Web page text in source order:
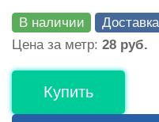
В наличии
Цена за метр: 28 руб.
Купить